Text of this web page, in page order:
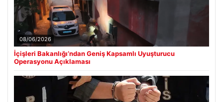
08/06/2026
İçişleri Bakanlığı’ndan Geniş Kapsamlı Uyuşturucu
Operasyonu Açıklaması